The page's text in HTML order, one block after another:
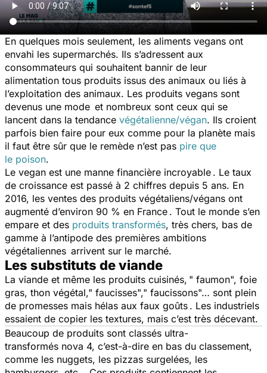
En quelques mois seulement, les aliments vegans ont
envahi les supermarchés. Ils s’adressent aux
consommateurs qui souhaitent bannir de leur
alimentation tous produits issus des animaux ou liés à
l’exploitation des animaux. Les produits vegans sont
devenus une mode et nombreux sont ceux qui se
lancent dans la tendance végétalienne/végan. Ils croient
parfois bien faire pour eux comme pour la planète mais
il faut être sûr que le remède n’est pas pire que
le poison.
Le vegan est une manne financière incroyable . Le taux
de croissance est passé à 2 chiffres depuis 5 ans. En
2016, les ventes des produits végétaliens/végans ont
augmenté d’environ 90 % en France . Tout le monde s’en
empare et des produits transformés, très chers, bas de
gamme à l’antipode des premières ambitions
végétaliennes arrivent sur le marché.
Les substituts de viande
La viande et même les produits cuisinés, " faumon", foie
gras, thon végétal," faucisses"," faucissons"… sont plein
de promesses mais hélas aux faux goûts . Les industriels
essaient de copier les textures, mais c’est très décevant.
Beaucoup de produits sont classés ultra-
transformés nova 4, c’est-à-dire en bas du classement,
comme les nuggets, les pizzas surgelées, les